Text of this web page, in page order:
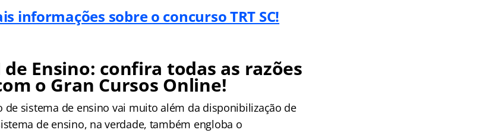
informações sobre o concurso TRT SC!
de Ensino: confira todas as razões
o Gran Cursos Online!
de sistema de ensino vai muito além da disponibilização de
de ensino, na verdade, também engloba o